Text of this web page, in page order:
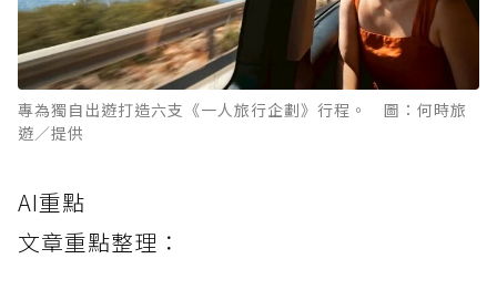
專為獨自出遊打造六支《一人旅行企劃》行程。 圖：何時旅
遊／提供
AI重點
文章重點整理：